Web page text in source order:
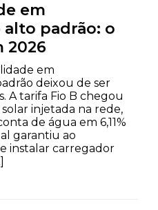
em
padrão: o
2026
em
deixou de ser
A tarifa Fio B chegou
injetada na rede,
de água em 6,11%
garantiu ao
instalar carregador